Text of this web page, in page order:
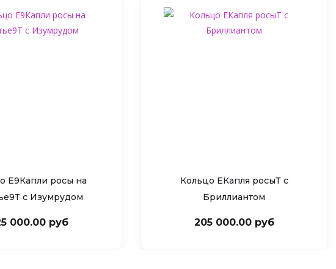
Е9Капли росы на
c Изумрудом
000.00 руб
Кольцо ЕКапля росыТ c
Бриллиантом
205 000.00 руб